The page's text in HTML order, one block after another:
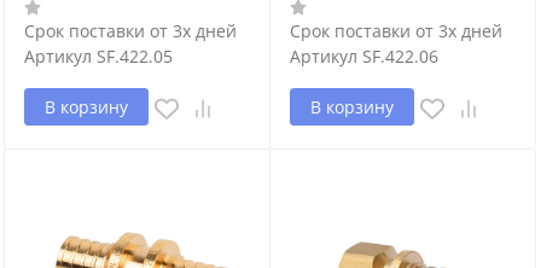
Срок поставки от 3х дней
Артикул SF.422.05
В корзину
Срок поставки от 3х дней
Артикул SF.422.06
В корзину